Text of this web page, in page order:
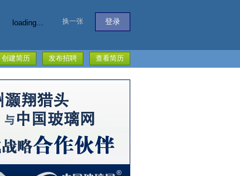
loading... 换一张
查看简历
发布招聘
创建简历